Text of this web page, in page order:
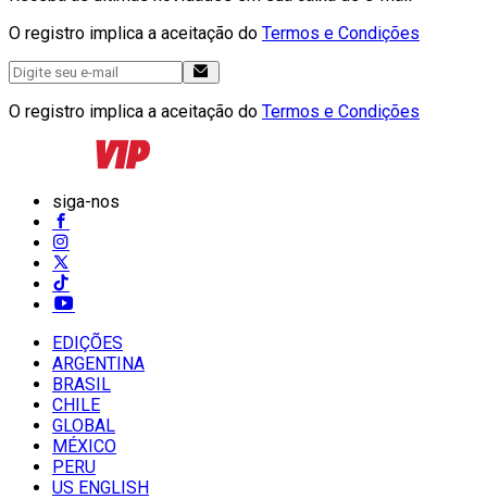
O registro implica a aceitação do Termos e Condições
O registro implica a aceitação do Termos e Condições
siga-nos
EDIÇÕES
ARGENTINA
BRASIL
CHILE
GLOBAL
MÉXICO
PERU
US ENGLISH